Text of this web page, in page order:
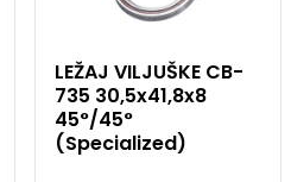
LEŽAJ VILJUŠKE CB-
735 30,5x41,8x8
45°/45°
(Specialized)